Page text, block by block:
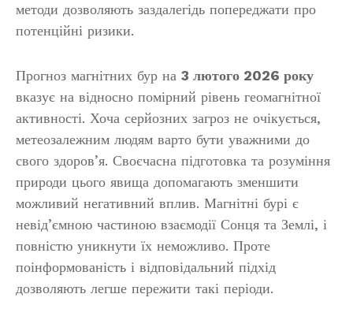
методи дозволяють заздалегідь попереджати про
потенційні ризики.
Прогноз магнітних бур на 3 лютого 2026 року
вказує на відносно помірний рівень геомагнітної
активності. Хоча серйозних загроз не очікується,
метеозалежним людям варто бути уважними до
свого здоров’я. Своєчасна підготовка та розуміння
природи цього явища допомагають зменшити
можливий негативний вплив. Магнітні бурі є
невід’ємною частиною взаємодії Сонця та Землі, і
повністю уникнути їх неможливо. Проте
поінформованість і відповідальний підхід
дозволяють легше пережити такі періоди.